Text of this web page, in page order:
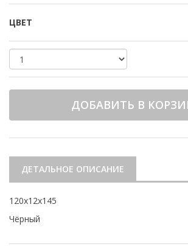
ЦВЕТ
ДОБАВИТЬ В
ДЕТАЛЬНОЕ ОПИСАНИЕ
120х12х145
Чёрный